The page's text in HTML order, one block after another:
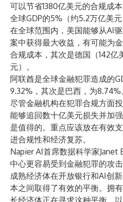
可以节省1380亿美元的合规成本
全球GDP的5%（约5.2万亿美元
在全球范围内，美国能够从AI
案中获得最大收益，有可能为
合规成本，其次是德国（142亿
元）。
阿联酋是全球金融犯罪造成的
9.32%，其次是巴西，为8.74%
尽管金融机构在犯罪合规方面
能够追回数十亿美元损失并加
是值得的。重点应该放在有效
进合规性和经济复苏。
Napier AI首席数据科学家Janet
中心更容易受到金融犯罪的攻
成熟经济体在开放银行和AI创
本之间取得了有效的平衡。拥
长经济体正在寻求这种平衡，